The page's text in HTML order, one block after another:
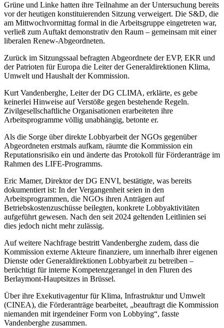
Grüne und Linke hatten ihre Teilnahme an der Untersuchung bereits
vor der heutigen konstituierenden Sitzung verweigert. Die S&D, die
am Mittwochvormittag formal in die Arbeitsgruppe eingetreten war,
verließ zum Auftakt demonstrativ den Raum – gemeinsam mit einer
liberalen Renew-Abgeordneten.
Zurück im Sitzungssaal befragten Abgeordnete der EVP, EKR und
der Patrioten für Europa die Leiter der Generaldirektionen Klima,
Umwelt und Haushalt der Kommission.
Kurt Vandenberghe, Leiter der DG CLIMA, erklärte, es gebe
keinerlei Hinweise auf Verstöße gegen bestehende Regeln.
Zivilgesellschaftliche Organisationen erarbeiteten ihre
Arbeitsprogramme völlig unabhängig, betonte er.
Als die Sorge über direkte Lobbyarbeit der NGOs gegenüber
Abgeordneten erstmals aufkam, räumte die Kommission ein
Reputationsrisiko ein und änderte das Protokoll für Förderanträge im
Rahmen des LIFE-Programms.
Eric Mamer, Direktor der DG ENVI, bestätigte, was bereits
dokumentiert ist: In der Vergangenheit seien in den
Arbeitsprogrammen, die NGOs ihren Anträgen auf
Betriebskostenzuschüsse beilegten, konkrete Lobbyaktivitäten
aufgeführt gewesen. Nach den seit 2024 geltenden Leitlinien sei
dies jedoch nicht mehr zulässig.
Auf weitere Nachfrage bestritt Vandenberghe zudem, dass die
Kommission externe Akteure finanziere, um innerhalb ihrer eigenen
Dienste oder Generaldirektionen Lobbyarbeit zu betreiben –
berüchtigt für interne Kompetenzgerangel in den Fluren des
Berlaymont-Hauptsitzes in Brüssel.
Über ihre Exekutivagentur für Klima, Infrastruktur und Umwelt
(CINEA), die Förderanträge bearbeitet, „beauftragt die Kommission
niemanden mit irgendeiner Form von Lobbying“, fasste
Vandenberghe zusammen.